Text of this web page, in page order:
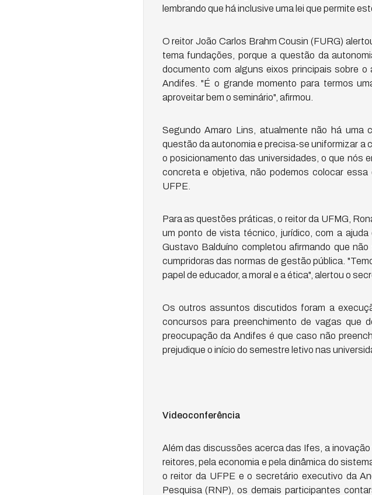
lembrando que há inclusive uma lei que permite
O reitor João Carlos Brahm Cousin (FURG)
tema fundações, porque a questão da
documento com alguns eixos principais sobre
Andifes. "É o grande momento para termos
aproveitar bem o seminário", afirmou.
Segundo Amaro Lins, atualmente não há
questão da autonomia e precisa-se uniformizar a
o posicionamento das universidades, o que nós
concreta e objetiva, não podemos colocar
UFPE.
Para as questões práticas, o reitor da UFMG,
um ponto de vista técnico, jurídico, com a
Gustavo Balduíno completou afirmando que
cumpridoras das normas de gestão pública.
papel de educador, a moral e a ética", alertou o
Os outros assuntos discutidos foram a
concursos para preenchimento de vagas que
preocupação da Andifes é que caso não
prejudique o início do semestre letivo nas
Videoconferência
Além das discussões acerca das Ifes, a
reitores, pela economia e pela dinâmica do
o reitor da UFPE e o secretário executivo da
Pesquisa (RNP), os demais participantes